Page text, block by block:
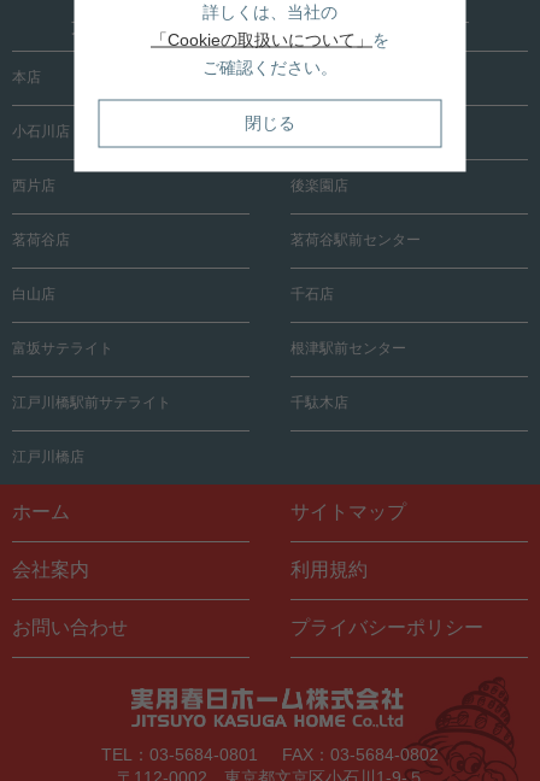
文京区内に15店舗！売買も賃貸も全店で承ります
本店 根津店
小石川店 春日町店
西片店 後楽園店
茗荷谷店 茗荷谷駅前センター
白山店 千石店
富坂サテライト 根津駅前センター
江戸川橋駅前サテライト 千駄木店
江戸川橋店
ホーム サイトマップ
会社案内 利用規約
お問い合わせ プライバシーポリシー
TEL：03-5684-0801
FAX：03-5684-0802
詳しくは、当社の
「Cookieの取扱いについて」 を
ご確認ください。
閉じる